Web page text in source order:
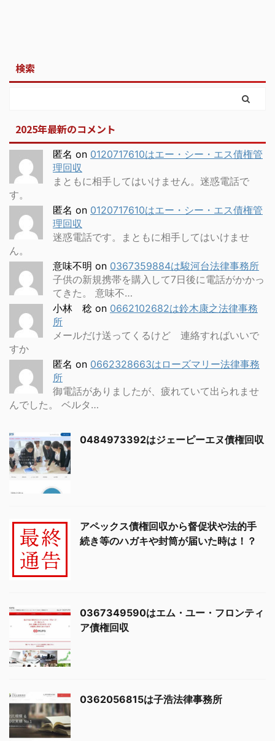
検索
2025年最新のコメント
匿名 on 0120717610はエー・シー・エス債権管
理回収
まともに相手してはいけません。迷惑電話で
す。
匿名 on 0120717610はエー・シー・エス債権管
理回収
迷惑電話です。まともに相手してはいけませ
ん。
意味不明 on 0367359884は駿河台法律事務所
子供の新規携帯を購入して7日後に電話がかかっ
てきた。 意味不…
小林 稔 on 0662102682は鈴木康之法律事務
所
メールだけ送ってくるけど 連絡すればいいで
すか
匿名 on 0662328663はローズマリー法律事務
所
御電話がありましたが、疲れていて出られませ
んでした。 ベルタ…
0484973392はジェーピーエヌ債権回収
アペックス債権回収から督促状や法的手
続き等のハガキや封筒が届いた時は！？
0367349590はエム・ユー・フロンティ
ア債権回収
0362056815は子浩法律事務所